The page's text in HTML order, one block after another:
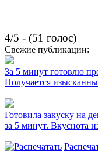
4/5 - (51 голос)
Свежие публикации:
За 5 минут готовлю
Получается
Готовила закуску на
за 5 минут. Вкуснота